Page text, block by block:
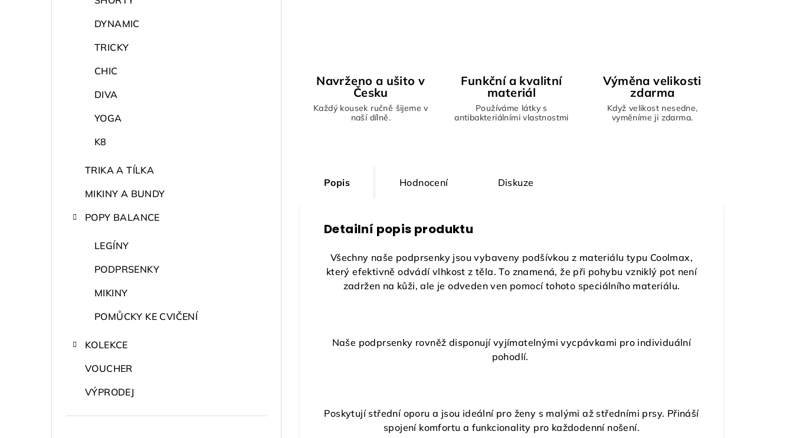
DYNAMIC
TRICKY
CHIC
DIVA
YOGA
K8
TRIKA A TÍLKA
MIKINY A BUNDY
POPY BALANCE
LEGÍNY
PODPRSENKY
MIKINY
POMŮCKY KE CVIČENÍ
KOLEKCE
VOUCHER
VÝPRODEJ
Navrženo a ušito v
Česku
Každý kousek ručně šijeme v
naší dílně.
Funkční a kvalitní
materiál
Používáme látky s
antibakteriálními vlastnostmi
Výměna velikosti
zdarma
Když velikost nesedne,
vyměníme ji zdarma.
Popis Hodnocení Diskuze
Detailní popis produktu
Všechny naše podprsenky jsou vybaveny podšívkou z materiálu typu Coolmax,
který efektivně odvádí vlhkost z těla. To znamená, že při pohybu vzniklý pot není
zadržen na kůži, ale je odveden ven pomocí tohoto speciálního materiálu.
Naše podprsenky rovněž disponují vyjímatelnými vycpávkami pro individuální
pohodlí.
Poskytují střední oporu a jsou ideální pro ženy s malými až středními prsy. Přináší
spojení komfortu a funkcionality pro každodenní nošení.